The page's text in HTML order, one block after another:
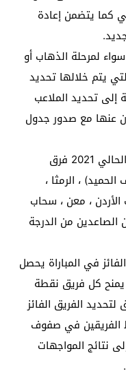
كما يتضمن إعادة
لمرحلة الذهاب أو
يتم خلالها تحديد
إلى تحديد الملاعب
عنها مع صدور جدول
يشارك في دوري المحترفين للموسم الحالي 2021 فرق
، الرمثا ،
، معن ، سحاب
الصاعدين من الدرجة
في المباراة يحصل
كل فريق نقطة
الفريق الفائز
الفريقين في صفوف
نتائج المواجهات